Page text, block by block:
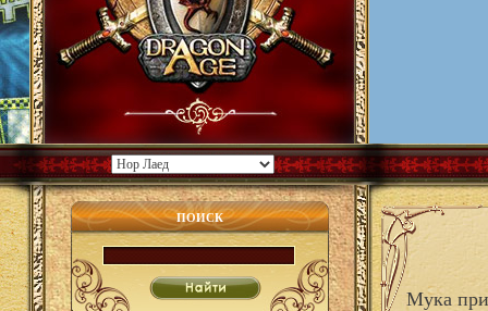
ПОИСК
Мука